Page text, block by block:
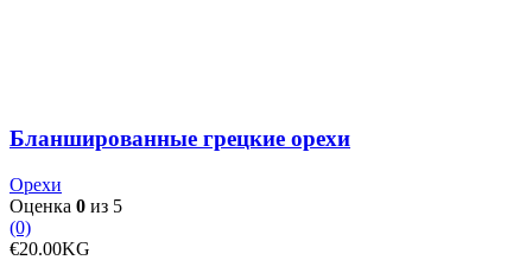
Бланшированные грецкие орехи
Орехи
Оценка 0 из 5
(0)
€20.00KG